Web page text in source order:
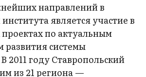
направлений в
является участие в
по актуальным
развития системы
2011 году Ставропольский
из 21 региона —